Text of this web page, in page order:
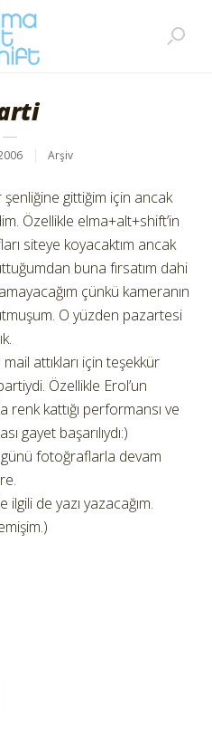
Arşiv
gittiğim için ancak
Özellikle elma+alt+shift’in
siteye koyacaktım ancak
buna fırsatım dahi
çünkü kameranın
O yüzden pazartesi
attıkları için teşekkür
Özellikle Erol’un
renk kattığı performansı ve
gayet başarılıydı:)
fotoğraflarla devam
ilgili de yazı yazacağım.